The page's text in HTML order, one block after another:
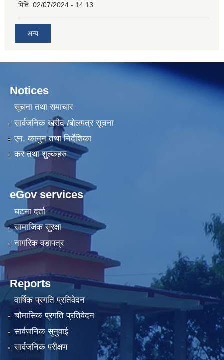
मिति: 02/07/2024 - 14:13
अन्य
Notices
सूचना तथा समाचार
सार्वजनिक खरीद /बोलपत्र सूचना
एन, कानुन तथा निर्देशिका
कर तथा शुल्कहरु
eGov services
घटना दर्ता
सामाजिक सुरक्षा
नागरिक वडापत्र
Reports
वार्षिक प्रगति प्रतिवेदन
चौमासिक प्रगति प्रतिवेदन
सार्वजनिक सुनुवाई
सार्वजनिक परीक्षण